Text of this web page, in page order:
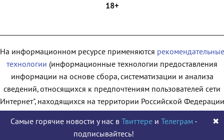
18+
На информационном ресурсе применяются рекомендательные
технологии (информационные технологии предоставления
информации на основе сбора, систематизации и анализа
сведений, относящихся к предпочтениям пользователей сети
находящихся на территории Российской
© 2009 - 2026
Самые горячие новости у нас в Твиттереи Телеграм -
подписывайтесь!
✖